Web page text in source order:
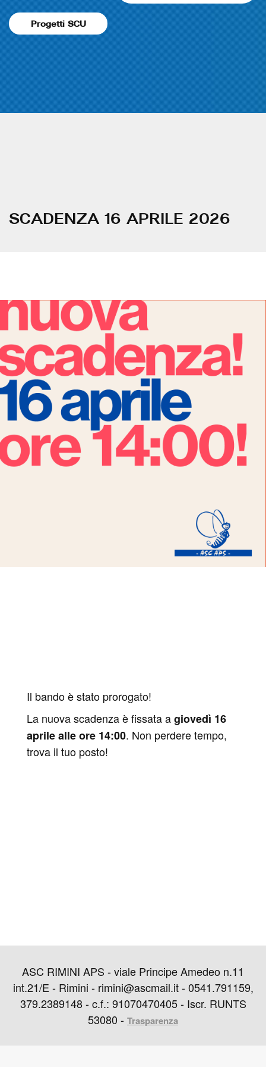
Progetti SCU
SCADENZA 16 APRILE 2026
Il bando è stato prorogato!
La nuova scadenza è fissata agiovedì 16
aprile alle ore 14:00. Non perdere tempo,
trova il tuo posto!
ASC RIMINI APS - viale Principe Amedeo n.11
int.21/E - Rimini - rimini@ascmail.it - 0541.791159,
379.2389148 - c.f.: 91070470405 - Iscr. RUNTS
53080 - Trasparenza